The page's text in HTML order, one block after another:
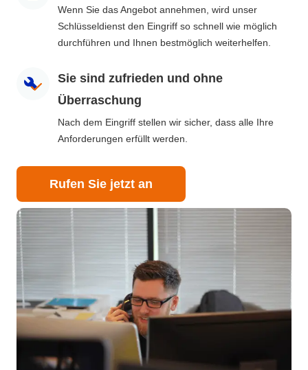
Wenn Sie das Angebot annehmen, wird unser
Schlüsseldienst den Eingriff so schnell wie möglich
durchführen und Ihnen bestmöglich weiterhelfen.
Sie sind zufrieden und ohne
Überraschung
Nach dem Eingriff stellen wir sicher, dass alle Ihre
Anforderungen erfüllt werden.
Rufen Sie jetzt an